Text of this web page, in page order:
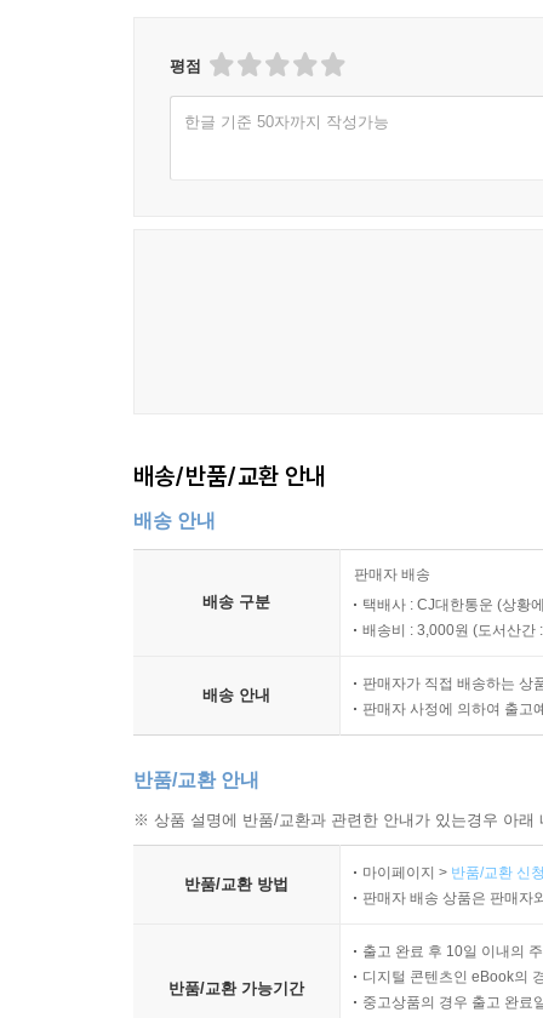
평점
한글 기준 50자까지 작성가능
배송/반품/교환 안내
배송 안내
배송 구분
판매자 배송
택배사 : CJ대한통운 (상황
배송비 : 3,000원 (도서산간
배송 안내
판매자가 직접 배송하는 상
판매자 사정에 의하여 출고
반품/교환 안내
※ 상품 설명에 반품/교환과 관련한 안내가 있는경우 아
반품/교환 방법
마이페이지 > 반품/교환 신
판매자 배송 상품은 판매자
반품/교환 가능기간
출고 완료 후 10일 이내의
디지털 콘텐츠인 eBook의
중고상품의 경우 출고 완료